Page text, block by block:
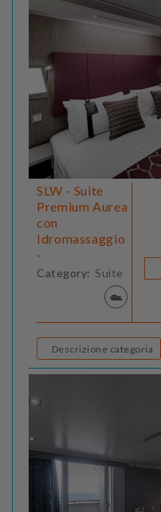
SLW - Suite
Premium Aurea
con
Idromassaggio
-
Category: Suite
Descrizione categoria